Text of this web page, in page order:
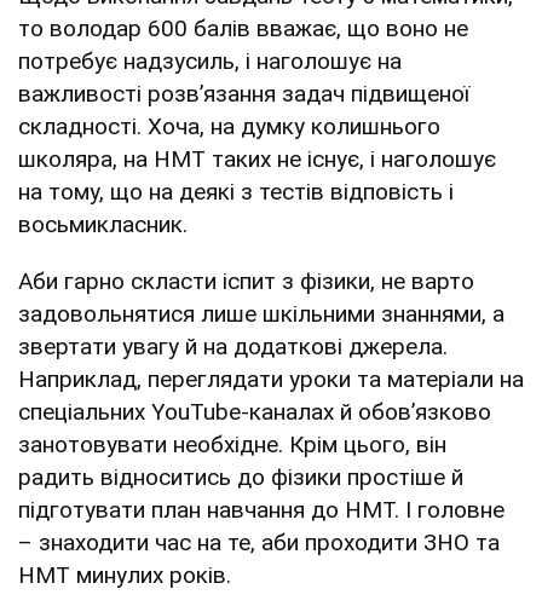
то володар 600 балів вважає, що воно не
потребує надзусиль, і наголошує на
важливості розвʼязання задач підвищеної
складності. Хоча, на думку колишнього
школяра, на НМТ таких не існує, і наголошує
на тому, що на деякі з тестів відповість і
восьмикласник.
Аби гарно скласти іспит з фізики, не варто
задовольнятися лише шкільними знаннями, а
звертати увагу й на додаткові джерела.
Наприклад, переглядати уроки та матеріали на
спеціальних YouTube-каналах й обовʼязково
занотовувати необхідне. Крім цього, він
радить відноситись до фізики простіше й
підготувати план навчання до НМТ. І головне
– знаходити час на те, аби проходити ЗНО та
НМТ минулих років.